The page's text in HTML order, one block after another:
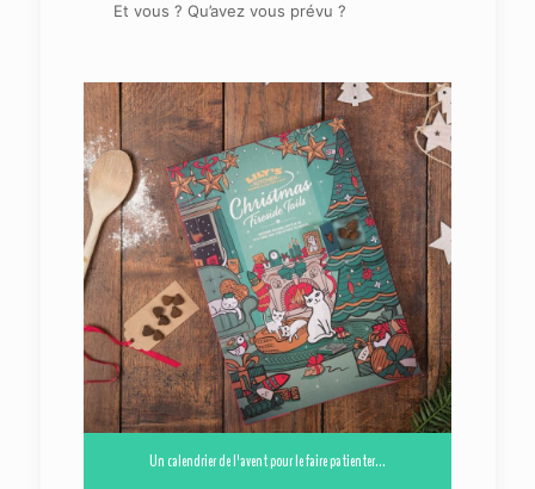
Et vous ? Qu’avez vous prévu ?
Un calendrier de l'avent pour le faire patienter...